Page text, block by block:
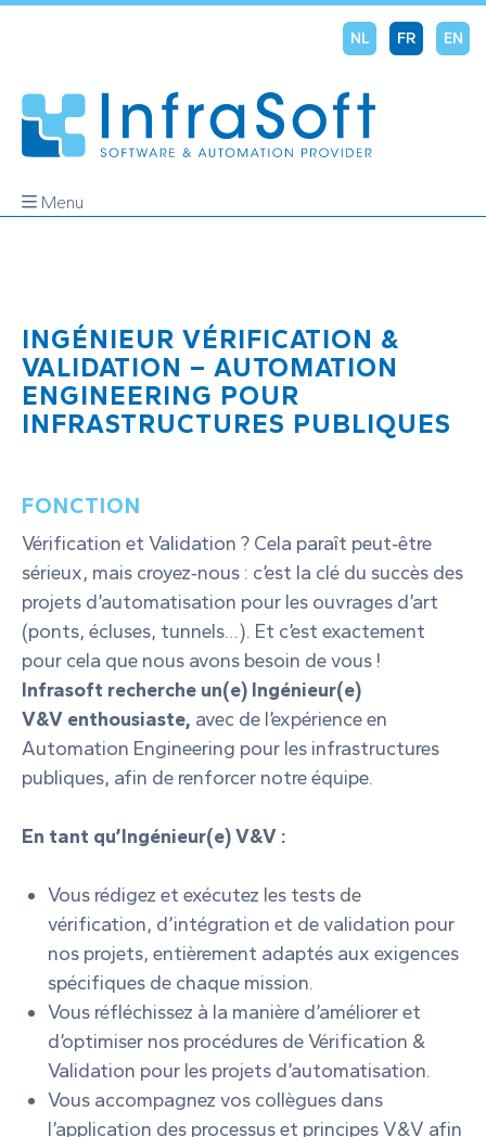
Menu
NL FR EN
INGÉNIEUR VÉRIFICATION &
VALIDATION – AUTOMATION
ENGINEERING POUR
INFRASTRUCTURES PUBLIQUES
FONCTION
Vérification et Validation ? Cela paraît peut‑être
sérieux, mais croyez‑nous : c’est la clé du succès des
projets d’automatisation pour les ouvrages d’art
(ponts, écluses, tunnels…). Et c’est exactement
pour cela que nous avons besoin de vous !
Infrasoft recherche un(e) Ingénieur(e)
V&V enthousiaste, avec de l’expérience en
Automation Engineering pour les infrastructures
publiques, afin de renforcer notre équipe.
En tant qu’Ingénieur(e) V&V :
Vous rédigez et exécutez les tests de
vérification, d’intégration et de validation pour
nos projets, entièrement adaptés aux exigences
spécifiques de chaque mission.
Vous réfléchissez à la manière d’améliorer et
d’optimiser nos procédures de Vérification &
Validation pour les projets d’automatisation.
Vous accompagnez vos collègues dans
l’application des processus et principes V&V afin